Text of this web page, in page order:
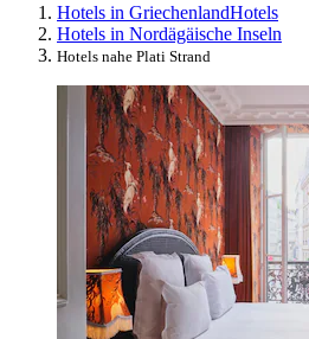
Hotels in GriechenlandHotels
Hotels in Nordägäische Inseln
Hotels nahe Plati Strand